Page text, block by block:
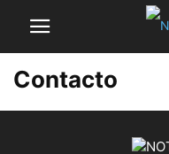
Contacto